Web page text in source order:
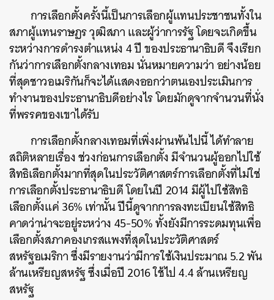
การเลือกตั้งครั้งนี้เป็นการเลือกผู้แทนประชาชนทั้งใน
สภาผู้แทนราษฏร วุฒิสภา และผู้ว่าการรัฐ โดยจะเกิดขึ้น
ระหว่างการดำรงตำแหน่ง 4 ปี ของประธานาธิบดี จึงเรียก
กันว่าการเลือกตั้งกลางเทอม นั่นหมายความว่า อย่างน้อย
ที่สุดชาวอเมริกันก็จะได้แสดงออกว่าตนเองประเมินการ
ทำงานของประธานาธิบดีอย่างไร โดยมักดูจากจำนวนที่นั่ง
ที่พรรคของเขาได้รับ
การเลือกตั้งกลางเทอมที่เพิ่งผ่านพ้นไปนี้ ได้ทำลาย
สถิติหลายเรื่อง ช่วงก่อนการเลือกตั้ง มีจำนวนผู้ออกไปใช้
สิทธิเลือกตั้งมากที่สุดในประวัติศาสตร์การเลือกตั้งที่ไม่ใช่
การเลือกตั้งประธานาธิบดี โดยในปี 2014 มีผู้ไปใช้สิทธิ
เลือกตั้งแค่ 36% เท่านั้น ปีนี้ดูจากการลงทะเบียนใช้สิทธิ
คาดว่าน่าจะอยู่ระหว่าง 45-50% ทั้งยังมีการระดมทุนเพื่อ
เลือกตั้งสภาคองเกรสแพงที่สุดในประวัติศาสตร์
สหรัฐอเมริกา ซึ่งมีรายงานว่ามีการใช้เงินประมาณ 5.2 พัน
ล้านเหรียญสหรัฐ ซึ่งเมื่อปี 2016 ใช้ไป 4.4 ล้านเหรียญ
สหรัฐ